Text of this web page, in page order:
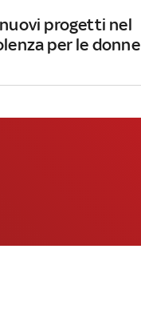
progetti nel
per le donne